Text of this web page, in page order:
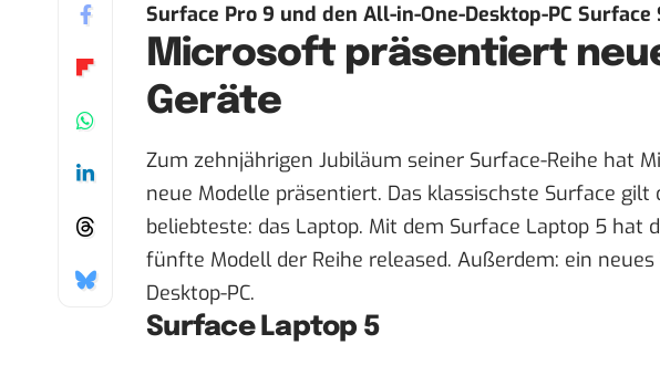
Surface Pro 9 und den All-in-One-Desktop-PC Surface
Microsoft präsentiert
Geräte
Zum zehnjährigen Jubiläum seiner Surface-Reihe hat
neue Modelle präsentiert. Das klassischste Surface
beliebteste: das Laptop. Mit dem Surface Laptop 5 hat
fünfte Modell der Reihe released. Außerdem: ein
Desktop-PC.
Surface Laptop 5